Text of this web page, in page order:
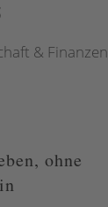
& Finanzen
ohne